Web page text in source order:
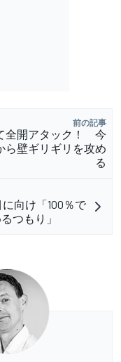
前の記事
全開アタック！ 今
ら壁ギリギリを攻め
る
向け「100％で
つもり」